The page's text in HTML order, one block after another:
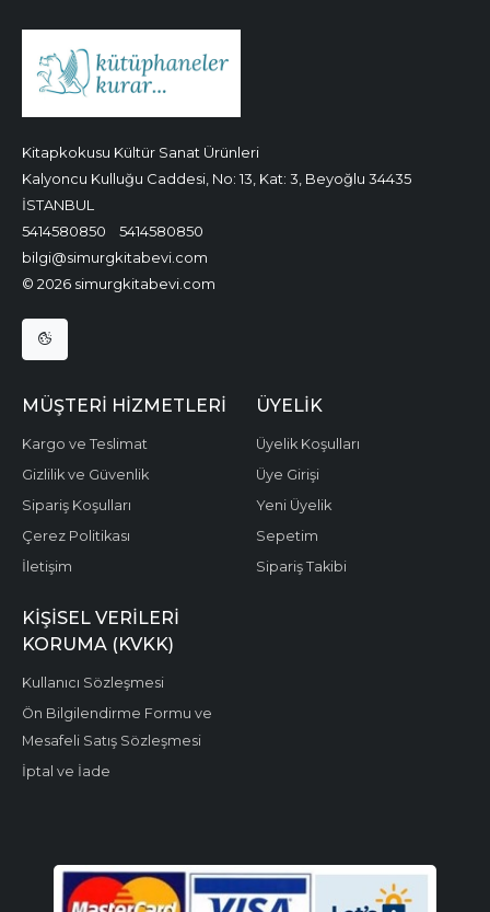
Kitapkokusu Kültür Sanat Ürünleri
Kalyoncu Kulluğu Caddesi, No: 13, Kat: 3, Beyoğlu 34435
İSTANBUL
5414580850
5414580850
bilgi@simurgkitabevi.com
© 2026 simurgkitabevi.com
MÜŞTERI HIZMETLERI
Kargo ve Teslimat
Gizlilik ve Güvenlik
Sipariş Koşulları
Çerez Politikası
İletişim
ÜYELIK
Üyelik Koşulları
Üye Girişi
Yeni Üyelik
Sepetim
Sipariş Takibi
KIŞISEL VERILERI
KORUMA (KVKK)
Kullanıcı Sözleşmesi
Ön Bilgilendirme Formu ve
Mesafeli Satış Sözleşmesi
İptal ve İade